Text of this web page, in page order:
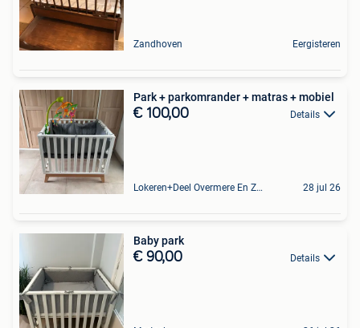
Zandhoven Eergisteren
Park + parkomrander + matras + mobiel
€ 100,00 Details
Lokeren+Deel Overmere En Zele 28 jul 26
Baby park
€ 90,00 Details